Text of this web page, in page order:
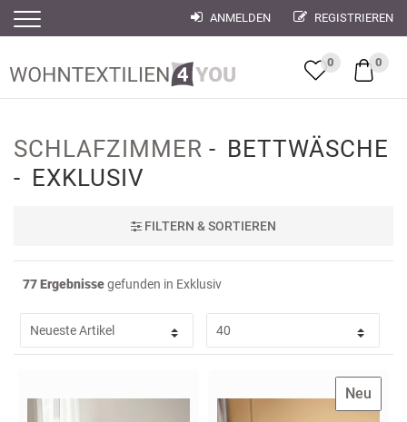
ANMELDEN REGISTRIEREN
0 0
SCHLAFZIMMER
BETTWÄSCHE
EXKLUSIV
FILTERN & SORTIEREN
77 Ergebnissegefunden in Exklusiv
Neu
Filter
Filter